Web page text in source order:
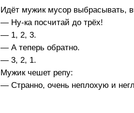
Идёт мужик мусор
— Ну-ка посчитай до трёх!
— 1, 2, 3.
— А теперь обратно.
— 3, 2, 1.
Мужик чешет репу:
— Странно, очень неплохую и